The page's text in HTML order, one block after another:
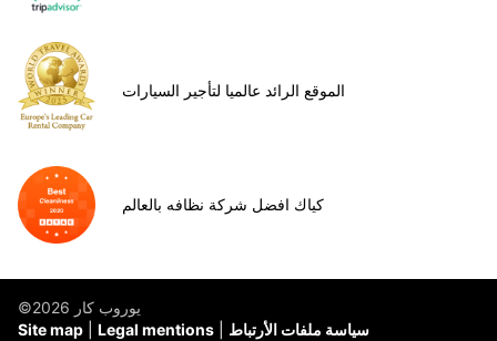
الموقع الرائد عالميا لتأجير السيارات
كياك افضل شركة نظافه بالعالم
©يوروب كار 2026
Site map
Legal mentions سياسة ملفات الأرتباط